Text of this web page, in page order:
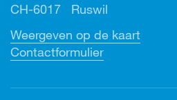
CH-6017 Ruswil
Weergeven op de kaart
Contactformulier